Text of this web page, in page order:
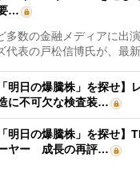
…
数の金融メディアに出
代表の戸松信博氏が、最
明日の爆騰株」を探せ】
に不可欠な検査装…
明日の爆騰株」を探せ】
ヤー 成長の再評…